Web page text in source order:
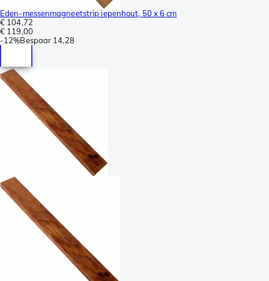
Eden-messenmagneetstrip iepenhout, 50 x 6 cm
€ 104,72
€ 119,00
-12%Bespaar 14,28